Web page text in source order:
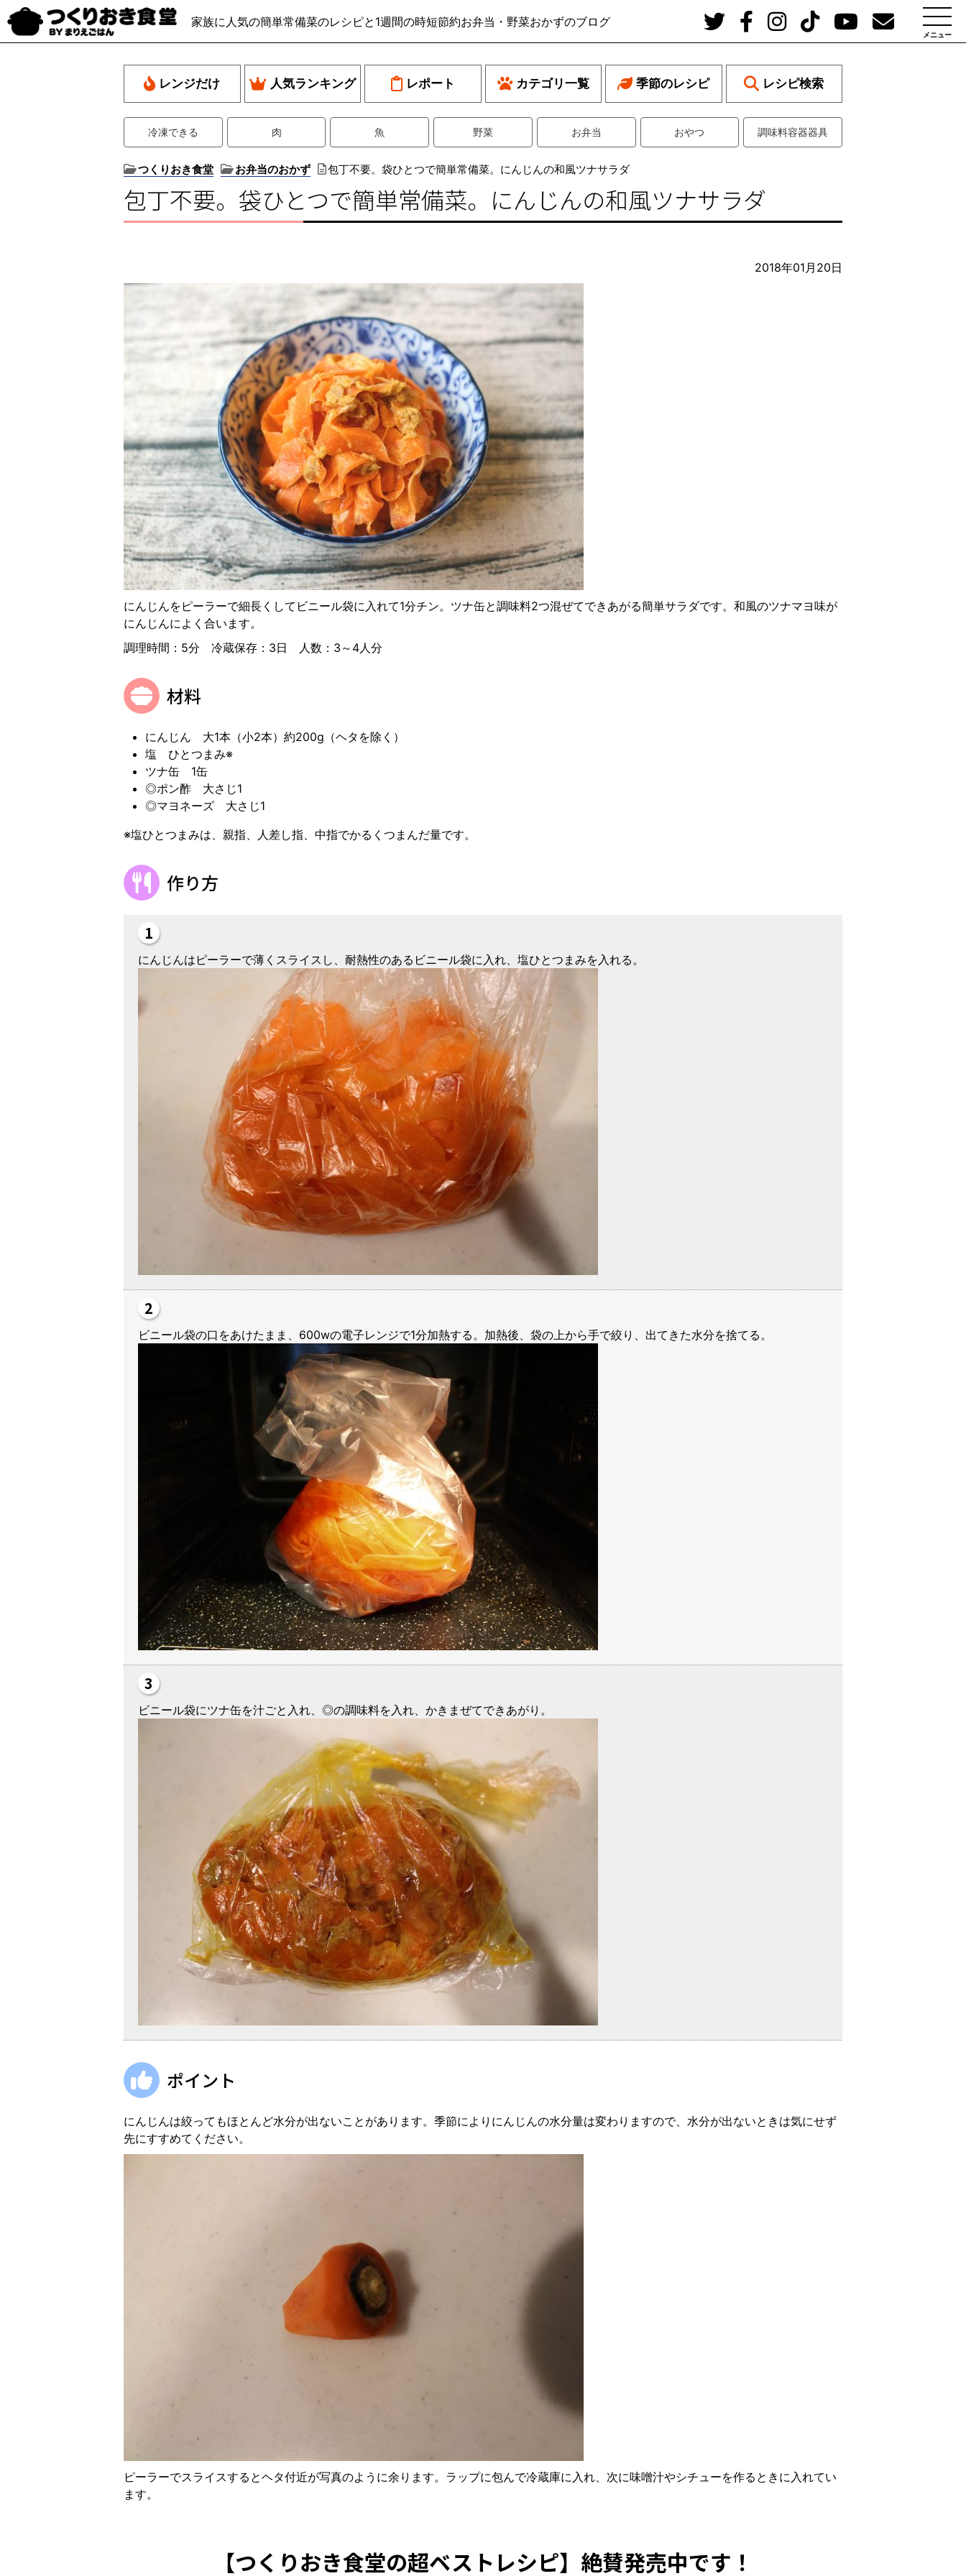
家族に人気の簡単常備菜のレシピと1週間の時短節約お弁当・野菜おかずのブログ
メニュー
レンジだけ 人気ランキング レポート カテゴリ一覧 季節のレシピ レシピ検索
冷凍できる 肉 魚 野菜 お弁当 おやつ 調味料容器器具
つくりおき食堂 お弁当のおかず 包丁不要。袋ひとつで簡単常備菜。にんじんの和風ツナサラダ
包丁不要。袋ひとつで簡単常備菜。にんじんの和風ツナサラダ
2018年01月20日
にんじんをピーラーで細長くしてビニール袋に入れて1分チン。ツナ缶と調味料2つ混ぜてできあがる簡単サラダです。和風のツナマヨ味が
にんじんによく合います。
調理時間：5分 冷蔵保存：3日 人数：3～4人分
材料
にんじん 大1本（小2本）約200g（ヘタを除く）
塩 ひとつまみ※
ツナ缶 1缶
◎ポン酢 大さじ1
◎マヨネーズ 大さじ1
※塩ひとつまみは、親指、人差し指、中指でかるくつまんだ量です。
作り方
にんじんはピーラーで薄くスライスし、耐熱性のあるビニール袋に入れ、塩ひとつまみを入れる。
ビニール袋の口をあけたまま、600wの電子レンジで1分加熱する。加熱後、袋の上から手で絞り、出てきた水分を捨てる。
ビニール袋にツナ缶を汁ごと入れ、◎の調味料を入れ、かきまぜてできあがり。
ポイント
にんじんは絞ってもほとんど水分が出ないことがあります。季節によりにんじんの水分量は変わりますので、水分が出ないときは気にせず
先にすすめてください。
ピーラーでスライスするとヘタ付近が写真のように余ります。ラップに包んで冷蔵庫に入れ、次に味噌汁やシチューを作るときに入れてい
ます。
【つくりおき食堂の超ベストレシピ】絶賛発売中です！